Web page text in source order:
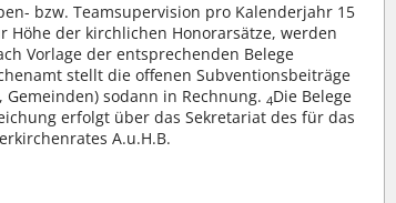
bzw. Teamsupervision pro Kalenderjahr 15
Höhe der kirchlichen Honorarsätze, werden
Vorlage der entsprechenden Belege
stellt die offenen Subventionsbeiträge
Gemeinden) sodann in Rechnung.4Die Belege
erfolgt über das Sekretariat des für das
A.u.H.B.